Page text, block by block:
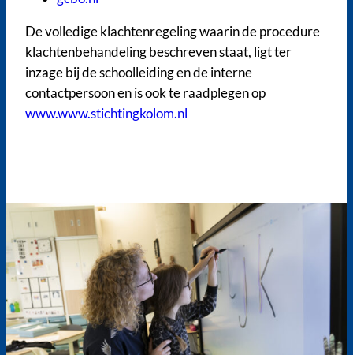
De volledige klachtenregeling waarin de procedure
klachtenbehandeling beschreven staat, ligt ter
inzage bij de schoolleiding en de interne
contactpersoon en is ook te raadplegen op
www.www.stichtingkolom.nl